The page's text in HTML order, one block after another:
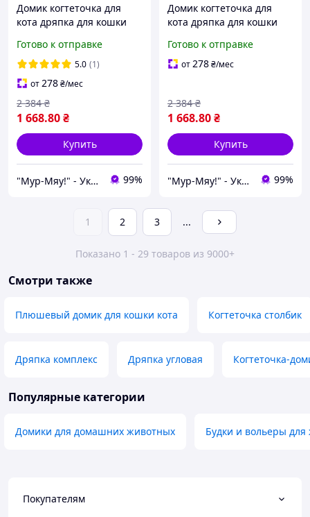
Домик когтеточка для
кота дряпка для кошки
x 77 см в сизалевой
веревке Зеленый
Готово к отправке
5.0 (1)
от278₴/мес
1 668.80₴
2 384 ₴
Купить
"Мур-Мяу!" - Украинский производитель мебели для домашних животных! 99%
Домик когтеточка для
кота дряпка для кошки
x 77 см в сизалевой
веревке Бежевый
Готово к отправке
от278₴/мес
1 668.80₴
2 384 ₴
Купить
"Мур-Мяу!" - Украинский производитель мебели для домашних животных! 99%
1 2 3 ...
Показано 1 - 29 товаров из 9000+
Смотри также
Плюшевый домик для кошки кота Когтеточка столбик
Дряпка комплекс Дряпка угловая Когтеточка-
Популярные категории
Домики для домашних животных Будки и вольеры
Покупателям